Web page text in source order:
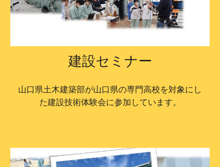
建設セミナー
山口県土木建築部が山口県の専門高校を対象にし
た建設技術体験会に参加しています。